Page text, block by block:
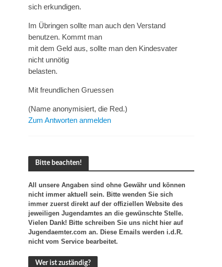
sich erkundigen.
Im Übringen sollte man auch den Verstand
benutzen. Kommt man
mit dem Geld aus, sollte man den Kindesvater
nicht unnötig
belasten.
Mit freundlichen Gruessen
(Name anonymisiert, die Red.)
Zum Antworten anmelden
Bitte beachten!
All unsere Angaben sind ohne Gewähr und können
nicht immer aktuell sein. Bitte wenden Sie sich
immer zuerst direkt auf der offiziellen Website des
jeweiligen Jugendamtes an die gewünschte Stelle.
Vielen Dank! Bitte schreiben Sie uns nicht hier auf
Jugendaemter.com an. Diese Emails werden i.d.R.
nicht vom Service bearbeitet.
Wer ist zuständig?